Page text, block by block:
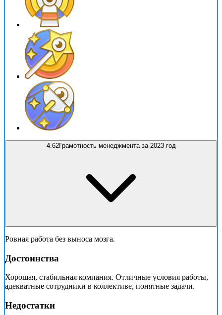
4.62Грамотность менеджмента за 2023 год
Ровная работа без выноса мозга.
Достоинства
Хорошая, стабильная компания. Отличные условия работы,
адекватные сотрудники в коллективе, понятные задачи.
Недостатки